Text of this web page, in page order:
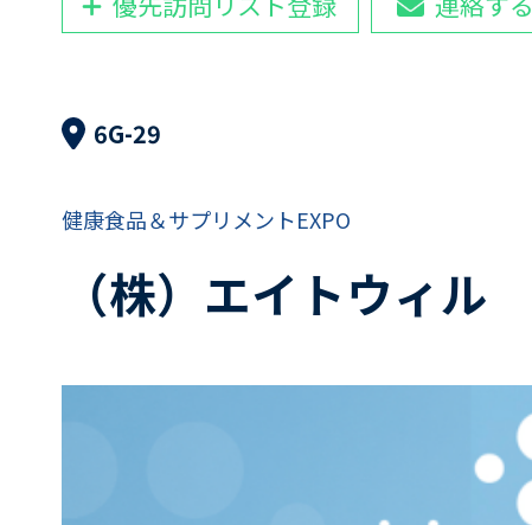
6G-29
健康食品＆サプリメントEXPO
（株）エイトウィル